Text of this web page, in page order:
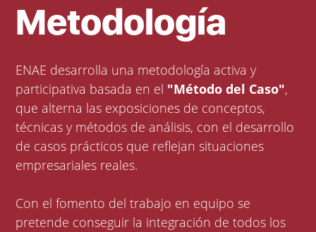
Metodología
ENAE desarrolla una metodología activa y
participativa basada en el "Método del Caso",
que alterna las exposiciones de conceptos,
técnicas y métodos de análisis, con el desarrollo
de casos prácticos que reflejan situaciones
empresariales reales.
Con el fomento del trabajo en equipo se
pretende conseguir la integración de todos los